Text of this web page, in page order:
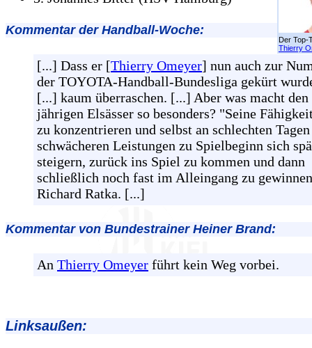
Der Top-
Thierry
Kommentar der Handball-Woche:
[...] Dass er [Thierry Omeyer] nun auch zur
der TOYOTA-Handball-Bundesliga gekürt
[...] kaum überraschen. [...] Aber was macht den
jährigen Elsässer so besonders? "Seine
zu konzentrieren und selbst an schlechten
schwächeren Leistungen zu Spielbeginn sich
steigern, zurück ins Spiel zu kommen und dann
schließlich noch fast im Alleingang zu
Richard Ratka. [...]
Kommentar von Bundestrainer Heiner Brand:
An Thierry Omeyer führt kein Weg vorbei.
Linksaußen: